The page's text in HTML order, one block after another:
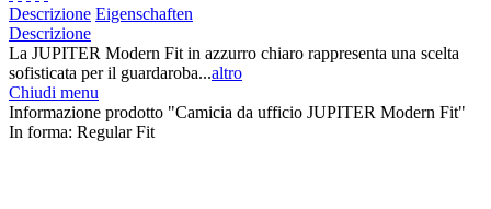
Descrizione Eigenschaften
Descrizione
La JUPITER Modern Fit in azzurro chiaro rappresenta una scelta
sofisticata per il guardaroba...altro
Chiudi menu
Informazione prodotto "Camicia da ufficio JUPITER Modern Fit"
In forma: Regular Fit